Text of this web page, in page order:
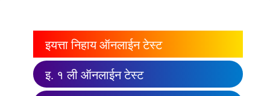
इयत्ता निहाय ऑनलाईन टेस्ट
इ. १ ली ऑनलाईन टेस्ट